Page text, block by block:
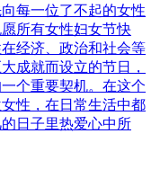
每一位了不起的女性
所有女性妇女节快
经济、政治和社会等
成就而设立的节日，
个重要契机。在这个
性，在日常生活中都
日子里热爱心中所